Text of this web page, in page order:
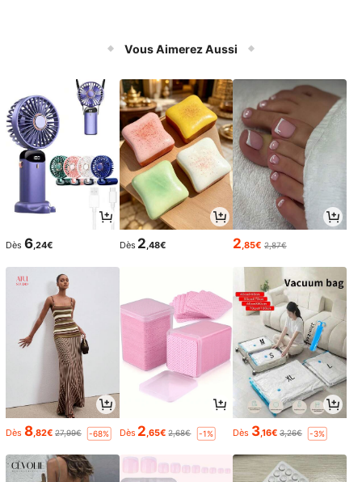
Vous Aimerez Aussi
Dès 6,24€ Dès 2 ,48€ 2 ,85€ 2,87€
Dès 8,82€ 27,99€ -68% Dès 2,65€ 2,68€ -1% Dès 3,16€ 3,26€ -3%